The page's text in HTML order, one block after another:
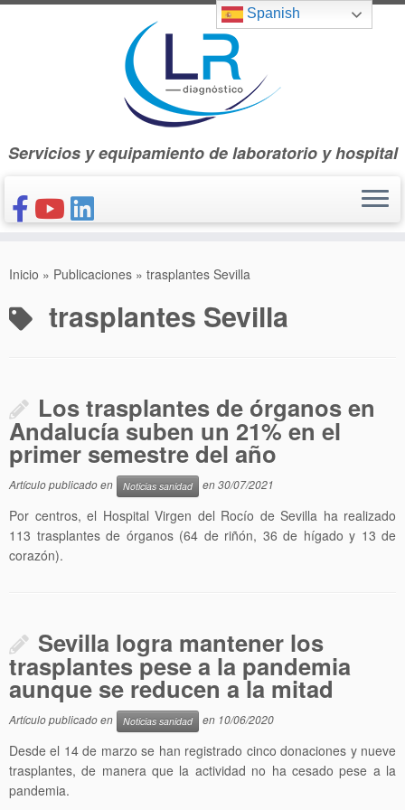
Saltar
Servicios y equipamiento de laboratorio y hospital
CONÓCENOS
NUESTROS PRODUCTOS
Inicio » Publicaciones » trasplantes Sevilla
trasplantes Sevilla
Los trasplantes de órganos en
Andalucía suben un 21% en el
primer semestre del año
Artículo publicado en Noticias sanidad en30/07/2021
Por centros, el Hospital Virgen del Rocío de Sevilla ha realizado
113 trasplantes de órganos (64 de riñón, 36 de hígado y 13 de
corazón).
Sevilla logra mantener los
trasplantes pese a la pandemia
aunque se reducen a la mitad
Artículo publicado en Noticias sanidad en 10/06/2020
Desde el 14 de marzo se han registrado cinco donaciones y nueve
trasplantes, de manera que la actividad no ha cesado pese a la
pandemia.
Spanish